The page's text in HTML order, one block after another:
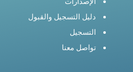
دليل التسجيل والقبول
التسجيل
تواصل معنا